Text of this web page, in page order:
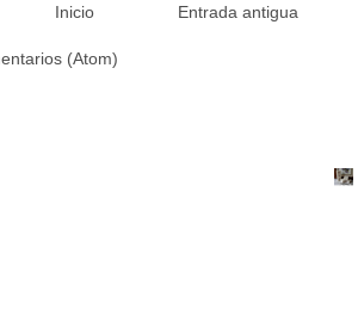
Entrada antigua
Inicio
(Atom)